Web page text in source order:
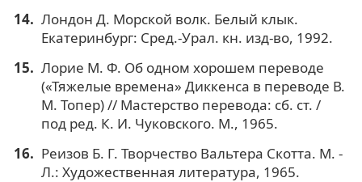
Лондон Д. Морской волк. Белый клык.
Екатеринбург: Сред.-Урал. кн. изд-во, 1992.
Лорие М. Ф. Об одном хорошем переводе
(«Тяжелые времена» Диккенса в переводе В.
М. Топер) // Мастерство перевода: сб. ст. /
под ред. К. И. Чуковского. М., 1965.
Реизов Б. Г. Творчество Вальтера Скотта. М. -
Л.: Художественная литература, 1965.